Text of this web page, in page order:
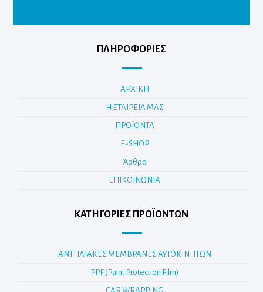
ΠΛΗΡΟΦΟΡΙΕΣ
ΑΡΧΙΚΗ
Η ΕΤΑΙΡΕΙΑ ΜΑΣ
ΠΡΟΪΟΝΤΑ
E-SHOP
Άρθρα
ΕΠΙΚΟΙΝΩΝΙΑ
ΚΑΤΗΓΟΡΊΕΣ ΠΡΟΪΌΝΤΩΝ
ΑΝΤΗΛΙΑΚΕΣ ΜΕΜΒΡΑΝΕΣ ΑΥΤΟΚΙΝΗΤΩΝ
PPF (Paint Protection Film)